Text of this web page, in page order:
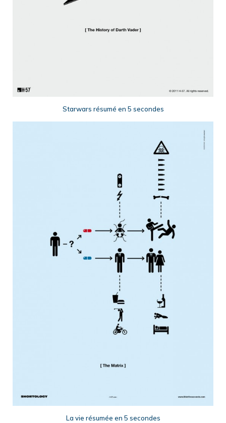
Starwars résumé en 5 secondes
La vie résumée en 5 secondes